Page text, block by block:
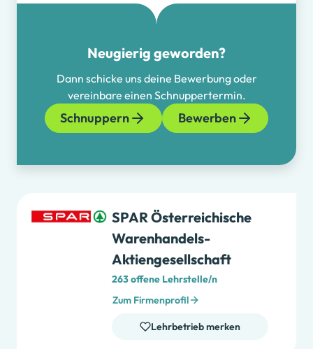
Neugierig geworden?
Dann schicke uns deine Bewerbung oder
vereinbare einen Schnuppertermin.
Schnuppern Bewerben
SPAR Österreichische
Warenhandels-
Aktiengesellschaft
263 offene Lehrstelle/n
Zum Firmenprofil
Lehrbetrieb merken